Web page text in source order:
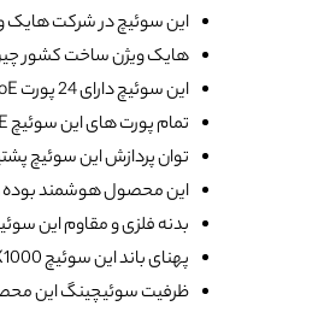
این سوئیچ در شرکت هایک
هایک ویژن ساخت کشور
این سوئیچ دارای 24 پورت PoE و دو پورت آپ لینک است.
تمام پورت های این سوئیچ PoE هستند.
توان پردازش این سوئیچ پشتیبانی
این محصول هوشمند بوده
بدنه فلزی و مقاوم این
پهنای باند این سوئیچ 10X100X1000 است.
ظرفیت سوئیچینگ این محصول 8.8 گیگ در هر